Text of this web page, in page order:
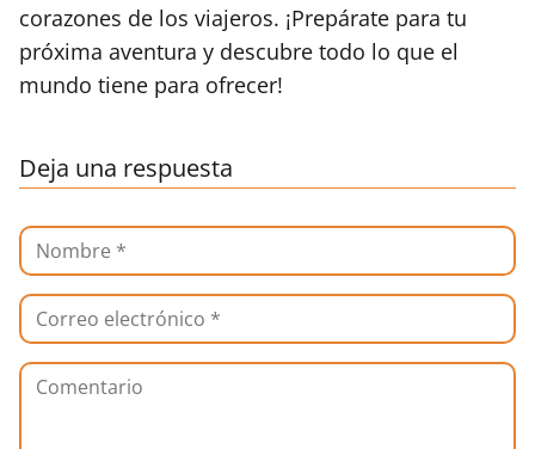
corazones de los viajeros. ¡Prepárate para tu
próxima aventura y descubre todo lo que el
mundo tiene para ofrecer!
Deja una respuesta